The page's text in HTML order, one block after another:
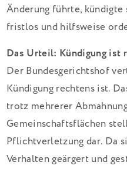
Änderung führte,
fristlos und hilfsweise
Das Urteil: Kündigung ist
Der Bundesgerichtshof
Kündigung rechtens ist.
trotz mehrerer
Gemeinschaftsflächen
Pflichtverletzung dar. Da
Verhalten geärgert und